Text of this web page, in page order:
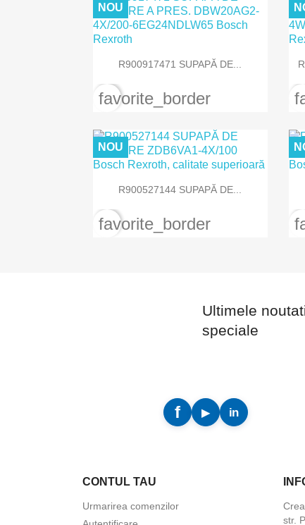
 Vizualizare rapida
R900917471 SUPAPĂ DE...
NOU
favorite_border
 Vizualizare rapida
R900527144 SUPAPĂ DE...
NOU
favorite_border
Ultimele
speciale
CONTUL TAU
Urmarirea comenzilor
str.